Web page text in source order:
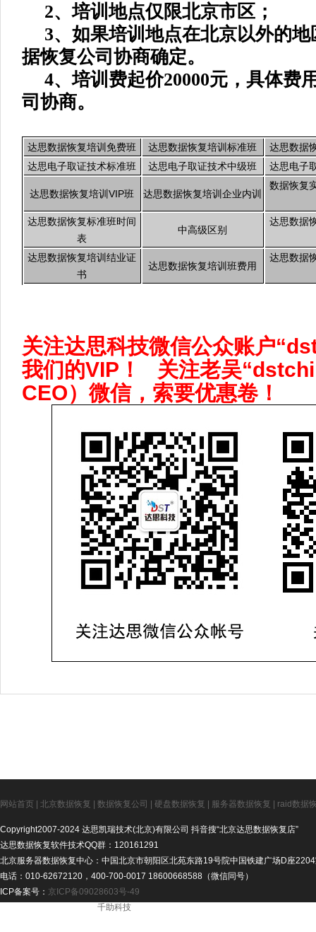
2、培训地点仅限北京市区；
3、如果培训地点在北京以外的
据恢复公司协商确定。
4、培训费起价20000元，具体费
司协商。
达思数据恢复培训免费班 达思数据恢复培训标准班
达思数据
达思电子取证技术标准班
达思电子取证技术中级班 达思电子
达思数据恢复培训VIP班 达思数据恢复培训企业内训
数据恢复
达思数据恢复标准班时间
表
中高级区别
达思数据
达思数据恢复培训结业证
书
达思数据恢复培训班费用
达思数据
关注达思科技微信公众账户
我们的VIP！ 关注老吴
CEO）微信，索要优惠卷！
网站首页 北京数据恢复 数据恢复公司 硬盘数据恢复 服务器数据恢复 raid数据
Copyright2007-2024 达思凯瑞技术(北京)有限公司 抖音搜“北京达思数据恢复店”
达思数据恢复软件技术QQ群：120161291
北京服务器数据恢复中心：中国北京市朝阳区北苑东路19号院中国铁建广场D座
电话：010-62672120，400-700-0017 18600668588（微信同号）
ICP备案号： 京ICP备09028603号-49
千助科技